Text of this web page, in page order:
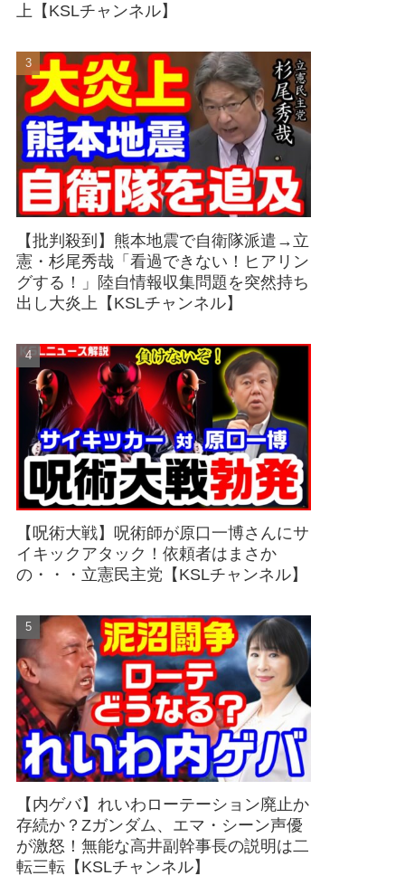
上【KSLチャンネル】
【批判殺到】熊本地震で自衛隊派遣→立
憲・杉尾秀哉「看過できない！ヒアリン
グする！」陸自情報収集問題を突然持ち
出し大炎上【KSLチャンネル】
【呪術大戦】呪術師が原口一博さんにサ
イキックアタック！依頼者はまさか
の・・・立憲民主党【KSLチャンネル】
【内ゲバ】れいわローテーション廃止か
存続か？Zガンダム、エマ・シーン声優
が激怒！無能な高井副幹事長の説明は二
転三転【KSLチャンネル】